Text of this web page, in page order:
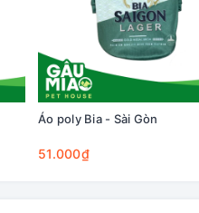
Áo poly Bia - Sài Gòn
51.000₫